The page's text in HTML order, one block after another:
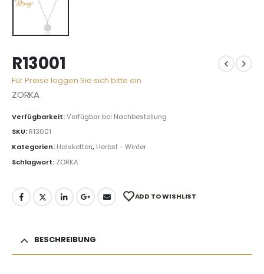
R13001
Für Preise loggen Sie sich bitte ein
ZORKA
Verfügbarkeit:Verfügbar bei Nachbestellung
SKU: R13001
Kategorien: Halsketten, Herbst - Winter
Schlagwort: ZORKA
ADD TO WISHLIST
BESCHREIBUNG